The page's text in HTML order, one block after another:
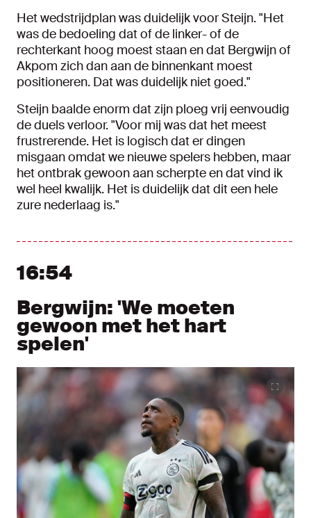
Het wedstrijdplan was duidelijk voor Steijn. "Het
was de bedoeling dat of de linker- of de
rechterkant hoog moest staan en dat Bergwijn of
Akpom zich dan aan de binnenkant moest
positioneren. Dat was duidelijk niet goed."
Steijn baalde enorm dat zijn ploeg vrij eenvoudig
de duels verloor. "Voor mij was dat het meest
frustrerende. Het is logisch dat er dingen
misgaan omdat we nieuwe spelers hebben, maar
het ontbrak gewoon aan scherpte en dat vind ik
wel heel kwalijk. Het is duidelijk dat dit een hele
zure nederlaag is."
16:54
Bergwijn: 'We moeten
gewoon met het hart
spelen'